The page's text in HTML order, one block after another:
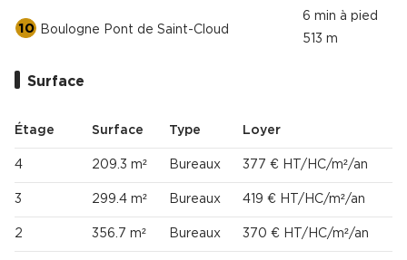
10Boulogne Pont de Saint-Cloud
6 min à pied
513 m
Surface
Étage Surface Type Loyer
4 209.3 m² Bureaux 377 € HT/HC/m²/an
3 299.4 m² Bureaux 419 € HT/HC/m²/an
2 356.7 m² Bureaux 370 € HT/HC/m²/an